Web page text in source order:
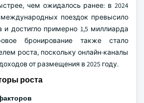
чем ожидалось ранее: в 2024
международных поездок превысило
и достигло примерно 1,5 миллиарда
бронирование также стало
роста, поскольку онлайн-каналы
от размещения в 2025 году.
роста